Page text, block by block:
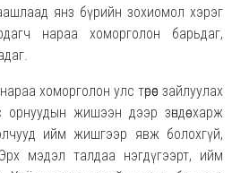
янз бүрийн зохиомол хэрэг
нараа хоморголон барьдаг,
хоморголон улс төрөөс зайлуулах
жишээн дээр зөндөө харж
ийм жишгээр явж болохгүй,
мэдэл талдаа нэгдүгээрт, ийм